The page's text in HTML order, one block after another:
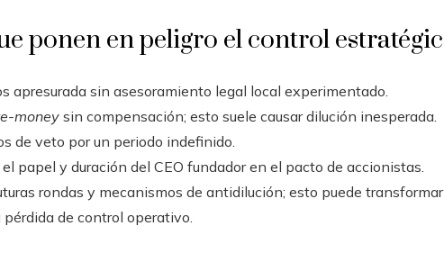
ponen en peligro el control
apresurada sin asesoramiento legal local experimentado.
money sin compensación; esto suele causar dilución inesperada.
de veto por un periodo indefinido.
papel y duración del CEO fundador en el pacto de accionistas.
rondas y mecanismos de antidilución; esto puede
de control operativo.